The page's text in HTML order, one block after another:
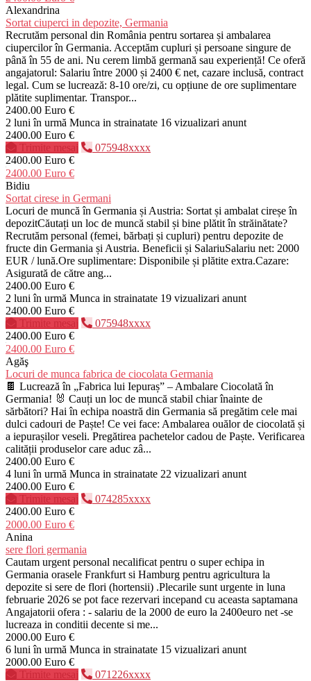
Alexandrina
Sortat ciuperci in depozite, Germania
Recrutăm personal din România pentru sortarea și ambalarea
ciupercilor în Germania. Acceptăm cupluri și persoane singure de
până în 55 de ani. Nu cerem limbă germană sau experiență! Ce oferă
angajatorul: Salariu între 2000 și 2400 € net, cazare inclusă, contract
legal. Cum se lucrează: 8-10 ore/zi, cu opțiune de ore suplimentare
plătite suplimentar. Transpor...
2400.00 Euro €
2 luni în urmă Munca in strainatate 16 vizualizari anunt
2400.00 Euro €
Trimite mesaj
075948xxxx
2400.00 Euro €
2400.00 Euro €
Bidiu
Sortat cirese in Germani
Locuri de muncă în Germania și Austria: Sortat și ambalat cireșe în
depozitCăutați un loc de muncă stabil și bine plătit în străinătate?
Recrutăm personal (femei, bărbați și cupluri) pentru depozite de
fructe din Germania și Austria. Beneficii și SalariuSalariu net: 2000
EUR / lună.Ore suplimentare: Disponibile și plătite extra.Cazare:
Asigurată de către ang...
2400.00 Euro €
2 luni în urmă Munca in strainatate 19 vizualizari anunt
2400.00 Euro €
Trimite mesaj
075948xxxx
2400.00 Euro €
2400.00 Euro €
Agăş
Locuri de munca fabrica de ciocolata Germania
🍫 Lucrează în „Fabrica lui Iepuraș” – Ambalare Ciocolată în
Germania! 🐰 Cauți un loc de muncă stabil chiar înainte de
sărbători? Hai în echipa noastră din Germania să pregătim cele mai
dulci cadouri de Paște! Ce vei face: Ambalarea ouălor de ciocolată și
a iepurașilor veseli. Pregătirea pachetelor cadou de Paște. Verificarea
calității produselor care aduc zâ...
2400.00 Euro €
4 luni în urmă Munca in strainatate 22 vizualizari anunt
2400.00 Euro €
Trimite mesaj
074285xxxx
2400.00 Euro €
2000.00 Euro €
Anina
sere flori germania
Cautam urgent personal necalificat pentru o super echipa in
Germania orasele Frankfurt si Hamburg pentru agricultura la
depozite si sere de flori (hortensii) .Plecarile sunt urgente in luna
februarie 2026 se pot face rezervari incepand cu aceasta saptamana
Angajatorii ofera : - salariu de la 2000 de euro la 2400euro net -se
lucreaza in conditii decente si me...
2000.00 Euro €
6 luni în urmă Munca in strainatate 15 vizualizari anunt
2000.00 Euro €
Trimite mesaj
071226xxxx